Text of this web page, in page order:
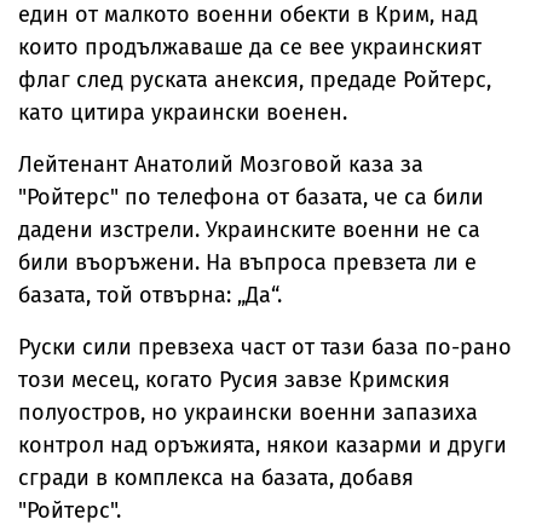
един от малкото военни обекти в Крим, над
които продължаваше да се вее украинският
флаг след руската анексия, предаде Ройтерс,
като цитира украински военен.
Лейтенант Анатолий Мозговой каза за
"Ройтерс" по телефона от базата, че са били
дадени изстрели. Украинските военни не са
били въоръжени. На въпроса превзета ли е
базата, той отвърна: „Да“.
Руски сили превзеха част от тази база по-рано
този месец, когато Русия завзе Кримския
полуостров, но украински военни запазиха
контрол над оръжията, някои казарми и други
сгради в комплекса на базата, добавя
"Ройтерс".